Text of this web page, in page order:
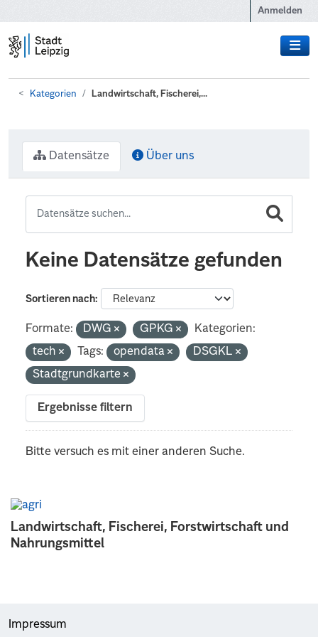
Anmelden
Kategorien Landwirtschaft, Fischerei,...
Landwirtschaft, Fischerei, Forstwirtschaft und
Nahrungsmittel
Datensätze Über uns
Keine Datensätze gefunden
Sortieren nach
Formate: DWG GPKG
Kategorien:
tech
Tags: opendata
DSGKL
Stadtgrundkarte
Ergebnisse filtern
Bitte versuch es mit einer anderen Suche.
Impressum